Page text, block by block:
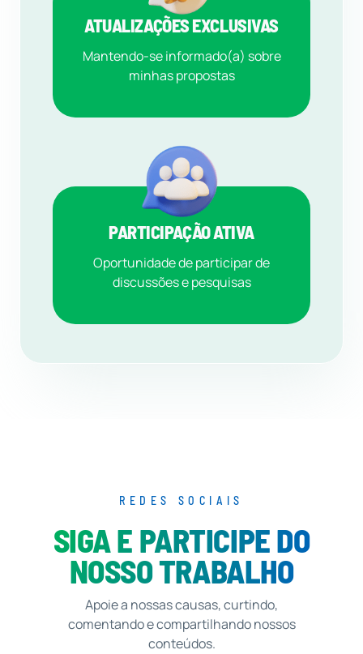
ATUALIZAÇÕES EXCLUSIVAS
Mantendo-se informado(a) sobre
minhas propostas
PARTICIPAÇÃO ATIVA
Oportunidade de participar de
discussões e pesquisas
REDES SOCIAIS
SIGA E PARTICIPE DO
NOSSO TRABALHO
Apoie a nossas causas, curtindo,
comentando e compartilhando nossos
conteúdos.